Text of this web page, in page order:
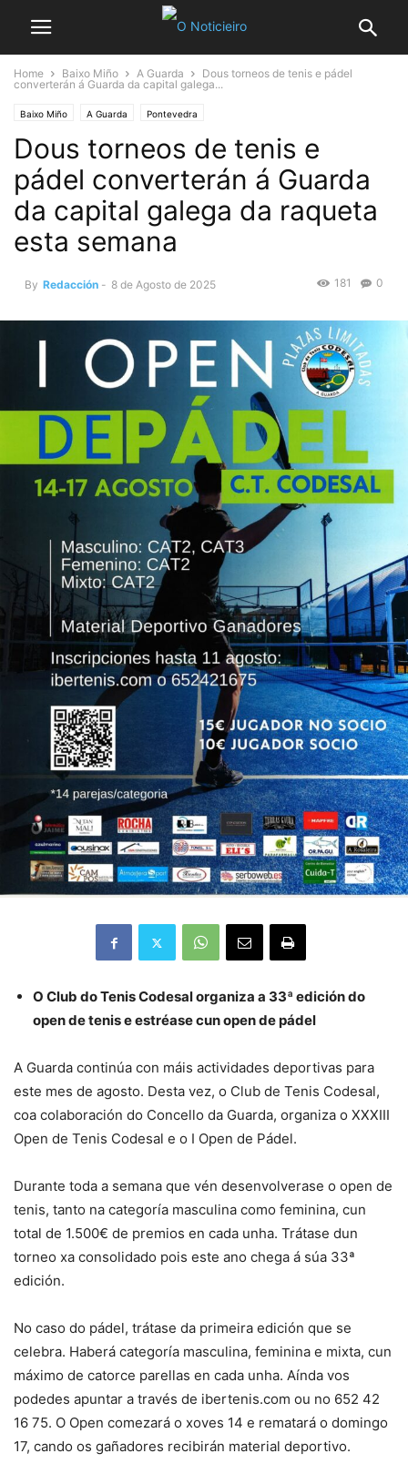
Home Baixo Miño A Guarda
Dous torneos de tenis e pádel
converterán á Guarda da capital galega...
Baixo Miño A Guarda Pontevedra
Dous torneos de tenis e
pádel converterán á Guarda
da capital galega da raqueta
esta semana
By Redacción - 8 de Agosto de 2025 0
181
O Club do Tenis Codesal organiza a 33ª edición do
open de tenis e estréase cun open de pádel
A Guarda continúa con máis actividades deportivas para
este mes de agosto. Desta vez, o Club de Tenis Codesal,
coa colaboración do Concello da Guarda, organiza o XXXIII
Open de Tenis Codesal e o I Open de Pádel.
Durante toda a semana que vén desenvolverase o open de
tenis, tanto na categoría masculina como feminina, cun
total de 1.500€ de premios en cada unha. Trátase dun
torneo xa consolidado pois este ano chega á súa 33ª
edición.
No caso do pádel, trátase da primeira edición que se
celebra. Haberá categoría masculina, feminina e mixta, cun
máximo de catorce parellas en cada unha. Aínda vos
podedes apuntar a través de ibertenis.com ou no 652 42
16 75. O Open comezará o xoves 14 e rematará o domingo
17, cando os gañadores recibirán material deportivo.